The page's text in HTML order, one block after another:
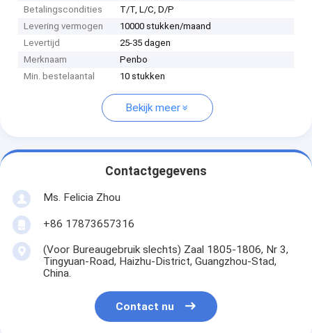
Betalingscondities
T/T, L/C, D/P
Levering vermogen
10000 stukken/maand
Levertijd
25-35 dagen
Merknaam
Penbo
Min. bestelaantal
10 stukken
Bekijk meer
Contactgegevens
Ms. Felicia Zhou
+86 17873657316
(Voor Bureaugebruik slechts) Zaal 1805-1806, Nr 3,
Tingyuan-Road, Haizhu-District, Guangzhou-Stad,
China.
Contact nu